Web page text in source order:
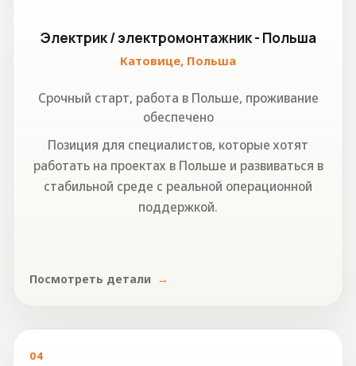
Электрик / электромонтажник - Польша
Катовице, Польша
Срочный старт, работа в Польше, проживание
обеспечено
Позиция для специалистов, которые хотят
работать на проектах в Польше и развиваться в
стабильной среде с реальной операционной
поддержкой.
Посмотреть детали
04